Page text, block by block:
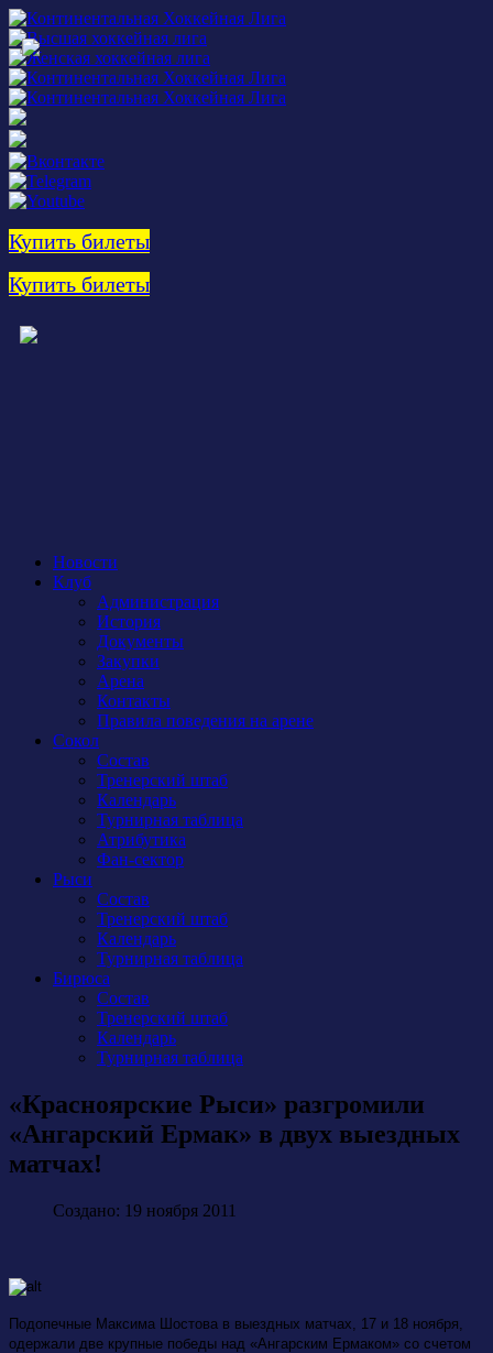
Купить билеты
Купить билеты
Новости
Клуб
Администрация
История
Документы
Закупки
Арена
Контакты
Правила поведения на арене
Сокол
Состав
Тренерский штаб
Календарь
Турнирная таблица
Атрибутика
Фан-сектор
Рыси
Состав
Тренерский штаб
Календарь
Турнирная таблица
Бирюса
Состав
Тренерский штаб
Календарь
Турнирная таблица
«Красноярские Рыси» разгромили
«Ангарский Ермак» в двух выездных
матчах!
Создано: 19 ноября 2011
Подопечные Максима Шостова в выездных матчах, 17 и 18 ноября,
одержали две крупные победы над «Ангарским Ермаком» со счетом